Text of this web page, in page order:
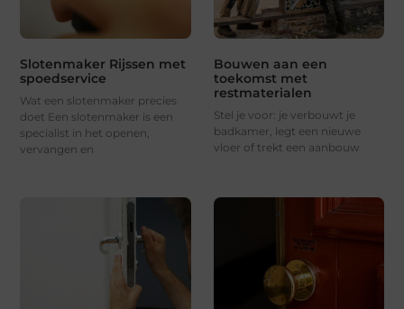
Slotenmaker Rijssen met
spoedservice
Wat een slotenmaker precies
doet Een slotenmaker is een
specialist in het openen,
vervangen en
Bouwen aan een
toekomst met
restmaterialen
Stel je voor: je verbouwt je
badkamer, legt een nieuwe
vloer of trekt een aanbouw